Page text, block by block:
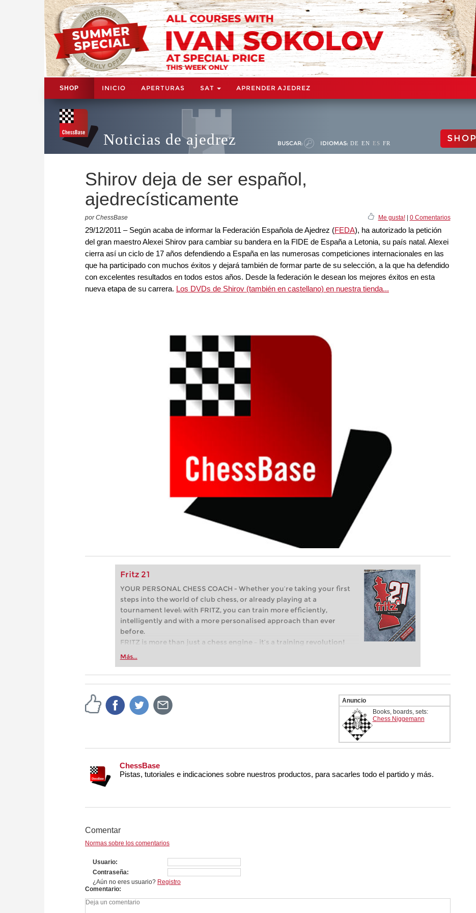
SHOP INICIO APERTURAS SAT APRENDER AJEDREZ
Noticias de ajedrez BUSCAR: IDIOMAS: DE EN ES FR SHOP
Shirov deja de ser español,
ajedrecísticamente
por ChessBase Me gusta!| 0 Comentarios
29/12/2011 – Según acaba de informar la Federación Española de Ajedrez (FEDA), ha autorizado la petición
del gran maestro Alexei Shirov para cambiar su bandera en la FIDE de España a Letonia, su país natal. Alexei
cierra así un ciclo de 17 años defendiendo a España en las numerosas competiciones internacionales en las
que ha participado con muchos éxitos y dejará también de formar parte de su selección, a la que ha defendido
con excelentes resultados en todos estos años. Desde la federación le desean los mejores éxitos en esta
nueva etapa de su carrera. Los DVDs de Shirov (también en castellano) en nuestra tienda...
Fritz 21
YOUR PERSONAL CHESS COACH - Whether you’re taking your first
steps into the world of club chess, or already playing at a
tournament level: with FRITZ, you can train more efficiently,
intelligently and with a more personalised approach than ever
before.
FRITZ is more than just a chess engine – it’s a training revolution!
Whether you’re taking your first steps into the world of club chess,
more efficiently, intelligently and with a more personalised
approach than ever before.
Más...
Anuncio
Books, boards, sets:
Chess Niggemann
ChessBase
Pistas, tutoriales e indicaciones sobre nuestros productos, para sacarles todo el partido y más.
Comentar
Normas sobre los comentarios
Usuario
Contraseña
¿Aún no eres usuario? Registro
Comentario